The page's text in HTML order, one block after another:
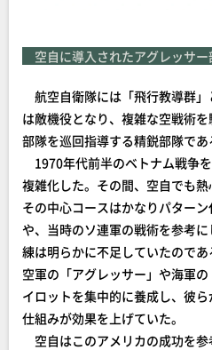
空自に導入されたアグレッサー
航空自衛隊には「飛行教導群
は敵機役となり、複雑な空戦術
部隊を巡回指導する精鋭部隊であ
1970年代前半のベトナム戦争
複雑化した。その間、空自でも熱
その中心コースはかなりパター
や、当時のソ連軍の戦術を参考
練は明らかに不足していたのであ
空軍の「アグレッサー」や海軍
イロットを集中的に養成し、彼
仕組みが効果を上げていた。
空自はこのアメリカの成功を